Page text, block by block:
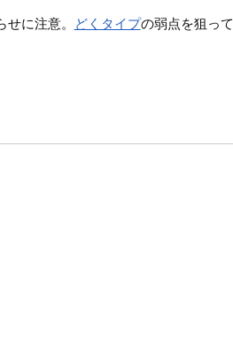
に注意。 どくタイプの弱点を狙って